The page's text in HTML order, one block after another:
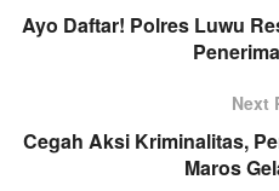
Ayo Daftar! Polres Luwu
Next
Cegah Aksi Kriminalitas,
Maros